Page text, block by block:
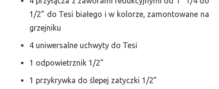
1/2” do Tesi białego i w kolorze, zamontowane na
grzejniku
4 uniwersalne uchwyty do Tesi
1 odpowietrznik 1/2”
1 przykrywka do ślepej zatyczki 1/2”